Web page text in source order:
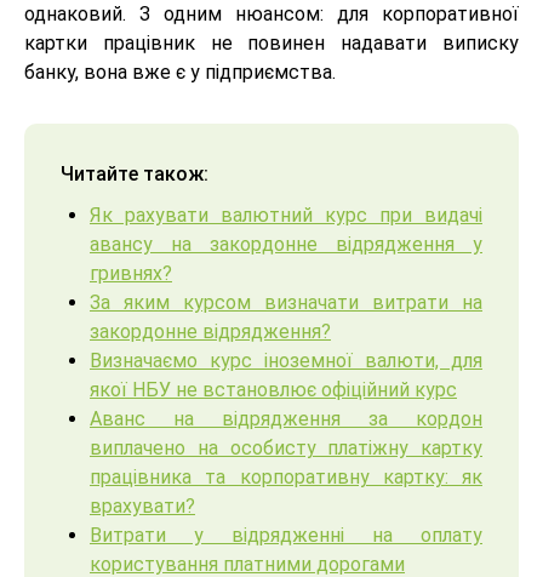
однаковий. З одним нюансом: для корпоративної
картки працівник не повинен надавати виписку
банку, вона вже є у підприємства.
Читайте також:
Як рахувати валютний курс при видачі
авансу на закордонне відрядження у
гривнях?
За яким курсом визначати витрати на
закордонне відрядження?
Визначаємо курс іноземної валюти, для
якої НБУ не встановлює офіційний курс
Аванс на відрядження за кордон
виплачено на особисту платіжну картку
працівника та корпоративну картку: як
врахувати?
Витрати у відрядженні на оплату
користування платними дорогами